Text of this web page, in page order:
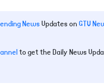
NewsUpdates onGTV
to get the Daily News